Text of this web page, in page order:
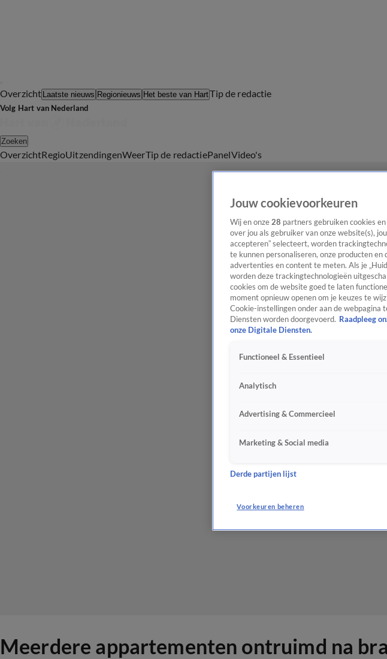
Overzicht Laatste nieuws Regionieuws Het beste van HartTip de redactie
Volg Hart van Nederland
Zoeken
OverzichtRegioUitzendingenWeerTip de redactiePanelVideo's
Meerdere appartementen ontruimd na
Jouw cookievoorkeuren
Wij en onze 28 partners gebruiken cookies
over jou als gebruiker van onze website(s),
accepteren” selecteert, worden
te kunnen personaliseren, onze producten
advertenties en content te meten. Als je
worden deze trackingtechnologieën
cookies om de website goed te laten
moment opnieuw openen om je keuzes te
Cookie-instellingen onder aan de webpagina
Diensten worden doorgevoerd. Raadpleeg
onze Digitale Diensten.
Functioneel & Essentieel
Analytisch
Advertising & Commercieel
Marketing & Social media
Derde partijen lijst
Voorkeuren beheren